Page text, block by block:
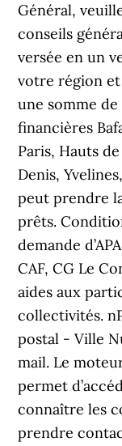
Général,
conseils
versée en un
votre région
une somme
financières
Paris, Hauts
Denis,
peut prendre
prêts.
demande
CAF, CG Le
aides aux
collectivités.
postal - Ville
mail. Le
permet
connaître les
prendre